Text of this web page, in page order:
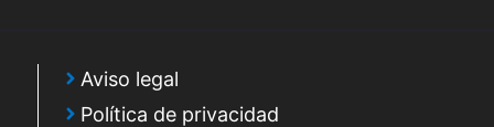
Aviso legal
Política de privacidad